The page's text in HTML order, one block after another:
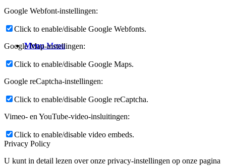
Menu Menu
Google Webfont-instellingen:
Click to enable/disable Google Webfonts.
Google Map-instellingen:
Click to enable/disable Google Maps.
Google reCaptcha-instellingen:
Click to enable/disable Google reCaptcha.
Vimeo- en YouTube-video-insluitingen:
Click to enable/disable video embeds.
Privacy Policy
U kunt in detail lezen over onze privacy-instellingen op onze pagina